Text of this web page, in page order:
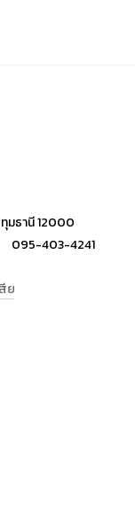
มธานี 12000
095-403-4241
ย